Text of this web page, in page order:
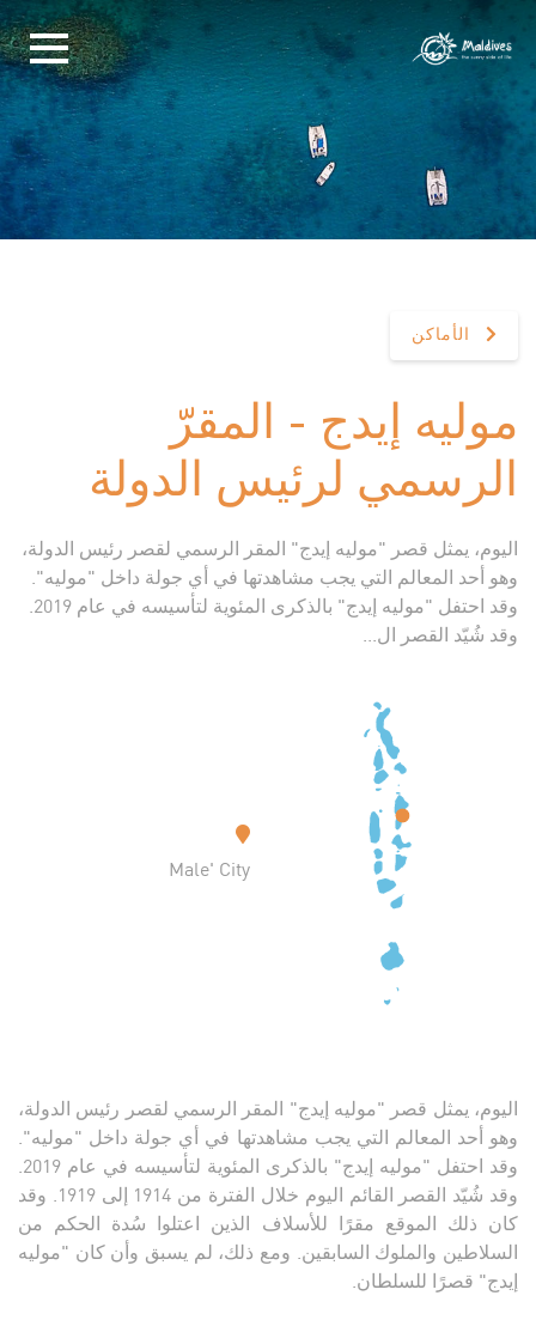
الأماكن
موليه إيدج - المقرّ
الرسمي لرئيس الدولة
اليوم، يمثل قصر "موليه إيدج" المقر الرسمي لقصر رئيس الدولة،
وهو أحد المعالم التي يجب مشاهدتها في أي جولة داخل "موليه".
وقد احتفل "موليه إيدج" بالذكرى المئوية لتأسيسه في عام 2019.
وقد شُيّد القصر ال...
Male' City
اليوم، يمثل قصر "موليه إيدج" المقر الرسمي لقصر رئيس الدولة،
وهو أحد المعالم التي يجب مشاهدتها في أي جولة داخل "موليه".
وقد شُيّد القصر القائم اليوم خلال الفترة من 1914 إلى 1919. وقد
كان ذلك الموقع مقرًا للأسلاف الذين اعتلوا سُدة الحكم من
السلاطين والملوك السابقين. ومع ذلك، لم يسبق وأن كان "موليه
إيدج" قصرًا للسلطان.